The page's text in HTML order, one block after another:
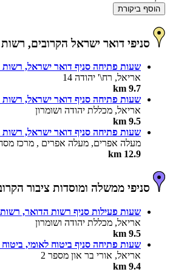
הוסף ביקורת
סניפי דואר ישראל הקרובים, רשות
שעות פתיחה סניף דואר ישראל, רשות
אריאל, רח\' יהודה 14
9.7 km
שעות פתיחה סניף דואר ישראל, רשות
אריאל, מכללת יהודה ושומרון
9.5 km
שעות פתיחה סניף דואר ישראל, רשות
מעלה אפרים, מעלה אפרים , מרכז
12.9 km
סניפי ממשלה ומוסדות ציבור
שעות פעילות סניף רשות הדואר,
אריאל, מכללת יהודה ושומרון
9.5 km
שעות פתיחה סניף ביטוח לאומי,
אריאל, אורי בר און מספר 2
9.4 km